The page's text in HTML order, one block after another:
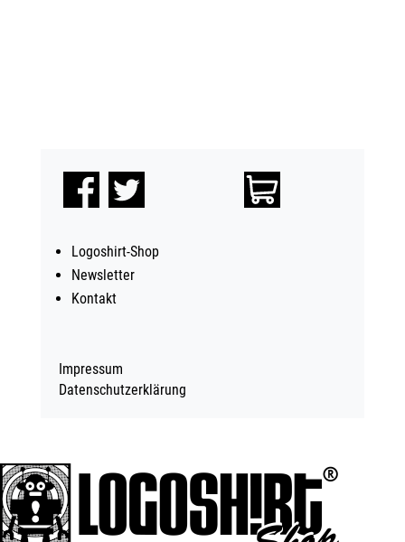
Logoshirt-Shop
Newsletter
Kontakt
Impressum
Datenschutzerklärung